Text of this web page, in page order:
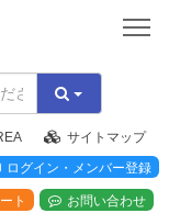
サイトマップ
ログイン・メンバー登録
ト お問い合わせ